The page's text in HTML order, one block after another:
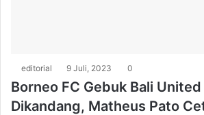
editorial 9 Juli, 2023 0
Borneo FC Gebuk Bali United
Dikandang, Matheus Pato